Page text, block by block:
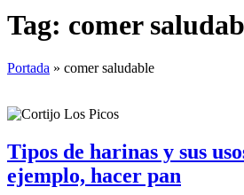
Tag: comer
Portada » comer saludable
Tipos de harinas y sus
ejemplo, hacer pan